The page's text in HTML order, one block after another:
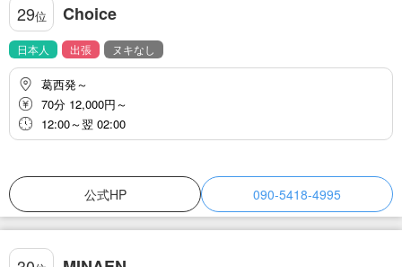
29位 Choice
日本人 出張 ヌキなし
葛西発～
70分 12,000円～
12:00～翌 02:00
公式HP 090-5418-4995